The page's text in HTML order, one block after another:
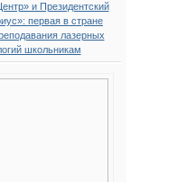
и Президентский
первая в стране
лазерных
школьникам